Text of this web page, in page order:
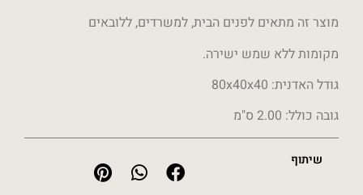
מוצר זה מתאים לפנים הבית, למשרדים, ללובאים
מקומות ללא שמש ישירה.
גודל האדנית: 80x40x40
גובה כולל: 2.00 ס"מ
שיתוף